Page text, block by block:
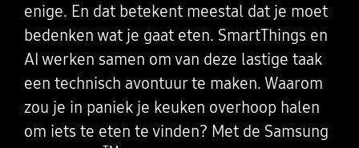
enige. En dat betekent meestal dat je moet
bedenken wat je gaat eten. SmartThings en
AI werken samen om van deze lastige taak
een technisch avontuur te maken. Waarom
zou je in paniek je keuken overhoop halen
om iets te eten te vinden? Met de Samsung